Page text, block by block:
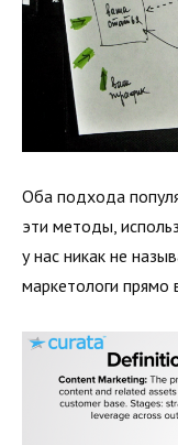
Оба подхода
эти методы,
у нас никак не
маркетологи прямо